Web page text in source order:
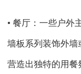
• 餐厅：一些户外
墙板系列装饰外墙
营造出独特的用餐